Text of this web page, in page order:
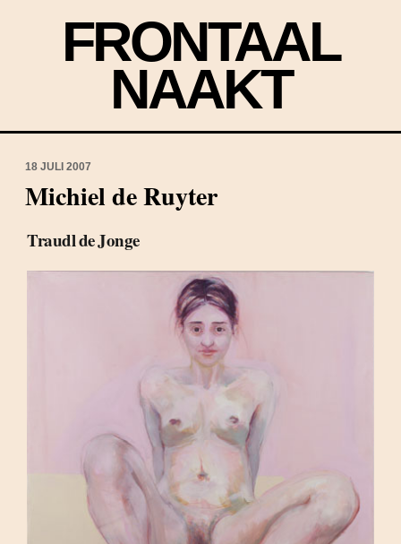
FRONTAAL
NAAKT
18 JULI 2007
Michiel de Ruyter
Traudl de Jonge